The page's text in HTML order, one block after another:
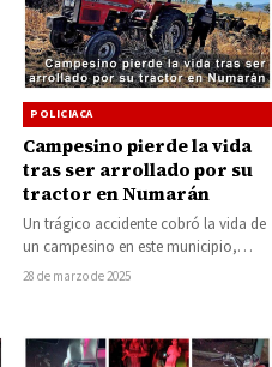
POLICIACA
Campesino pierde la vida
tras ser arrollado por su
tractor en Numarán
Un trágico accidente cobró la vida de
un campesino en este municipio,
luego de que fuera arrollado por…
28 de marzo de 2025